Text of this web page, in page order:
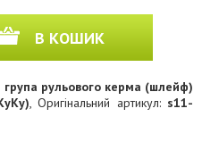
В КОШИК
рульового керма (шлейф)
, Оригінальний артикул: s11-